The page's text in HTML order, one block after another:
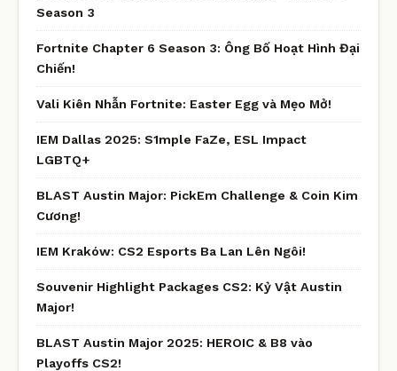
Season 3
Fortnite Chapter 6 Season 3: Ông Bố Hoạt Hình Đại
Chiến!
Vali Kiên Nhẫn Fortnite: Easter Egg và Mẹo Mở!
IEM Dallas 2025: S1mple FaZe, ESL Impact
LGBTQ+
BLAST Austin Major: PickEm Challenge & Coin Kim
Cương!
IEM Kraków: CS2 Esports Ba Lan Lên Ngôi!
Souvenir Highlight Packages CS2: Kỷ Vật Austin
Major!
BLAST Austin Major 2025: HEROIC & B8 vào
Playoffs CS2!